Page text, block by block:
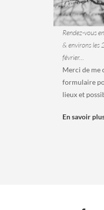
Rendez-vous
& environs les
février…
Merci de me
formulaire
lieux et
En savoir